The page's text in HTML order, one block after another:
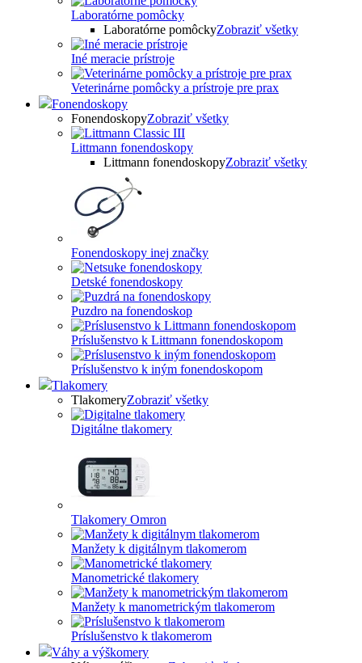
Laboratórne pomôcky
Laboratórne pomôckyZobraziť všetky
Iné meracie prístroje
Veterinárne pomôcky a prístroje pre prax
Fonendoskopy
FonendoskopyZobraziť všetky
Littmann fonendoskopy
Littmann fonendoskopyZobraziť všetky
Fonendoskopy inej značky
Detské fonendoskopy
Puzdro na fonendoskop
Príslušenstvo k Littmann fonendoskopom
Príslušenstvo k iným fonendoskopom
Tlakomery
TlakomeryZobraziť všetky
Digitálne tlakomery
Tlakomery Omron
Manžety k digitálnym tlakomerom
Manometrické tlakomery
Manžety k manometrickým tlakomerom
Príslušenstvo k tlakomerom
Váhy a výškomery